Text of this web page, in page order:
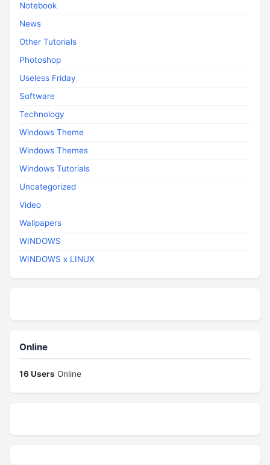
Notebook
News
Other Tutorials
Photoshop
Useless Friday
Software
Technology
Windows Theme
Windows Themes
Windows Tutorials
Uncategorized
Video
Wallpapers
WINDOWS
WINDOWS x LINUX
Online
16 Users Online